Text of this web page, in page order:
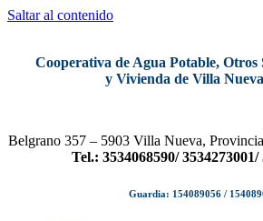
Saltar al contenido
Cooperativa de Agua Potable, Otros
y Vivienda de Villa
Belgrano 357 – 5903 Villa Nueva,
Tel.: 3534068590/ 3534273001/
Guardia: 154089056 /